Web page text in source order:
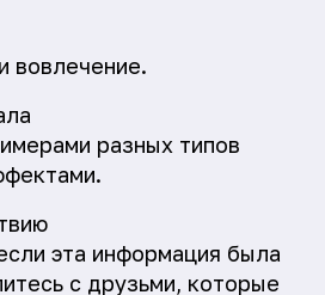
вовлечение.
разных типов
эта информация была
с друзьми, которые